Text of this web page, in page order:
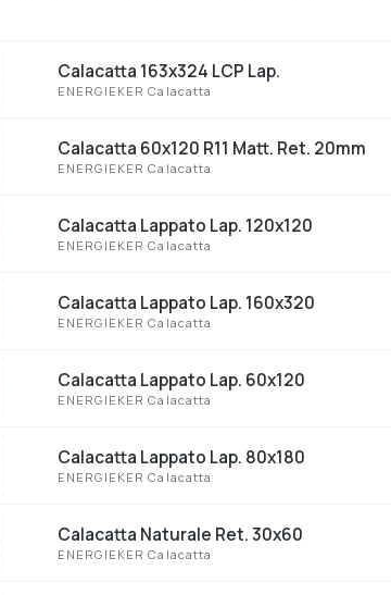
Calacatta 163x324 LCP Lap.
ENERGIEKER Calacatta
Calacatta 60x120 R11 Matt. Ret. 20mm
ENERGIEKER Calacatta
Calacatta Lappato Lap. 120x120
ENERGIEKER Calacatta
Calacatta Lappato Lap. 160x320
ENERGIEKER Calacatta
Calacatta Lappato Lap. 60x120
ENERGIEKER Calacatta
Calacatta Lappato Lap. 80x180
ENERGIEKER Calacatta
Calacatta Naturale Ret. 30x60
ENERGIEKER Calacatta